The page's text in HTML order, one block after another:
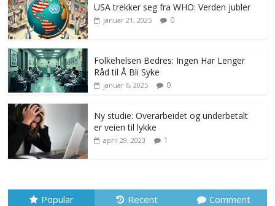
USA trekker seg fra WHO: Verden jubler
januar 21, 2025 0
Folkehelsen Bedres: Ingen Har Lenger
Råd til Å Bli Syke
januar 6, 2025 0
Ny studie: Overarbeidet og underbetalt
er veien til lykke
april 29, 2023 1
Popular Recent Comment